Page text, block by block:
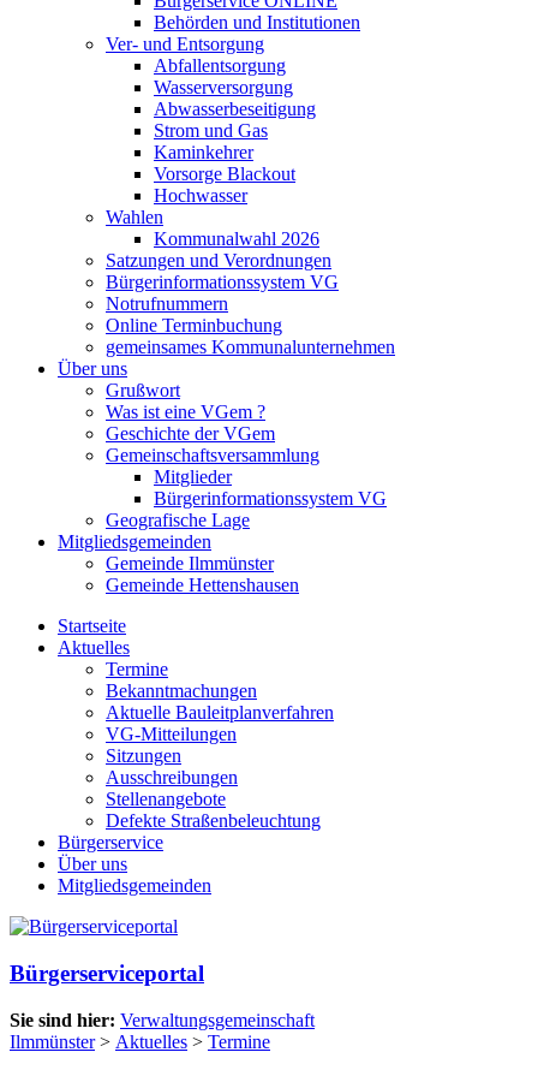
Behörden und Institutionen
Ver- und Entsorgung
Abfallentsorgung
Wasserversorgung
Abwasserbeseitigung
Strom und Gas
Kaminkehrer
Vorsorge Blackout
Hochwasser
Wahlen
Kommunalwahl 2026
Satzungen und Verordnungen
Bürgerinformationssystem VG
Notrufnummern
Online Terminbuchung
gemeinsames Kommunalunternehmen
Über uns
Grußwort
Was ist eine VGem ?
Geschichte der VGem
Gemeinschaftsversammlung
Mitglieder
Bürgerinformationssystem VG
Geografische Lage
Mitgliedsgemeinden
Gemeinde Ilmmünster
Gemeinde Hettenshausen
Startseite
Aktuelles
Termine
Bekanntmachungen
Aktuelle Bauleitplanverfahren
VG-Mitteilungen
Sitzungen
Ausschreibungen
Stellenangebote
Defekte Straßenbeleuchtung
Bürgerservice
Über uns
Mitgliedsgemeinden
Bürgerserviceportal
Sie sind hier: Verwaltungsgemeinschaft
Ilmmünster> Aktuelles > Termine